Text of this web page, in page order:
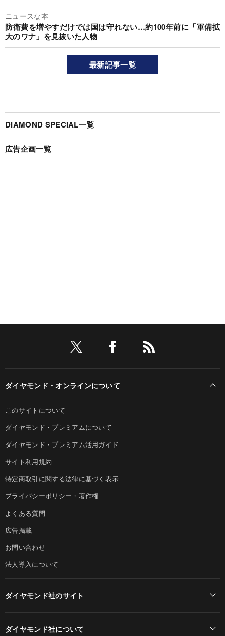
ニュースな本
防衛費を増やすだけでは国は守れない…約100年前に「軍備拡
大のワナ」を見抜いた人物
最新記事一覧
DIAMOND SPECIAL一覧
広告企画一覧
ダイヤモンド・オンラインについて
このサイトについて
ダイヤモンド・プレミアムについて
ダイヤモンド・プレミアム活用ガイド
サイト利用規約
特定商取引に関する法律に基づく表示
プライバシーポリシー・著作権
よくある質問
広告掲載
お問い合わせ
法人導入について
ダイヤモンド社のサイト
ダイヤモンド社について